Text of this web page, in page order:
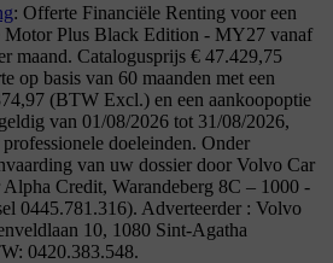
: Offerte Financiële Renting voor een
Plus Black Edition - MY27 vanaf
maand. Catalogusprijs € 47.429,75
op basis van 60 maanden met een
(BTW Excl.) en een aankoopoptie
van 01/08/2026 tot 31/08/2026,
doeleinden. Onder
van uw dossier door Volvo Car
Alpha Credit, Warandeberg 8C – 1000 -
0445.781.316). Adverteerder : Volvo
10, 1080 Sint-Agatha
0420.383.548.